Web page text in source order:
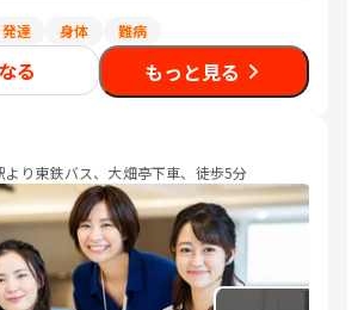
発達 身体 難病
る もっと見る
より東鉄バス、大畑亭下車、徒歩5分